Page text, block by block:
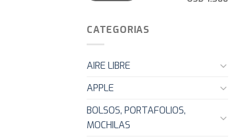
CATEGORIAS
AIRE LIBRE
APPLE
BOLSOS, PORTAFOLIOS,
MOCHILAS